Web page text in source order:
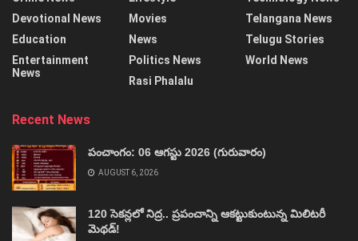
Devotional News
Education
Entertainment
News
Movies
News
Politics News
Rasi Phalalu
Telangana News
Telugu Stories
World News
Recent News
పంచాంగం: 06 ఆగస్టు 2026 (గురువారం)
AUGUST 6, 2026
120 సెకన్లలో నిద్ర.. ప్రపంచాన్ని ఆకట్టుకుంటున్న మిలిటరీ
మెథడ్!